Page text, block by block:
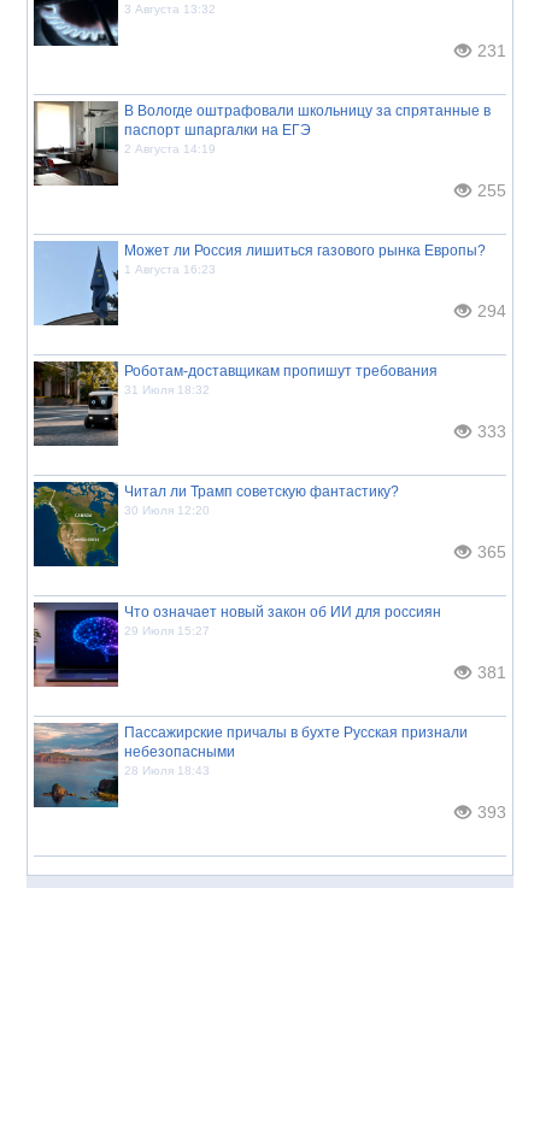
3 Августа 13:32
231
В Вологде оштрафовали школьницу за спрятанные в
паспорт шпаргалки на ЕГЭ
2 Августа 14:19
255
Может ли Россия лишиться газового рынка Европы?
1 Августа 16:23
294
Роботам-доставщикам пропишут требования
31 Июля 18:32
333
Читал ли Трамп советскую фантастику?
30 Июля 12:20
365
Что означает новый закон об ИИ для россиян
29 Июля 15:27
381
Пассажирские причалы в бухте Русская признали
небезопасными
28 Июля 18:43
393